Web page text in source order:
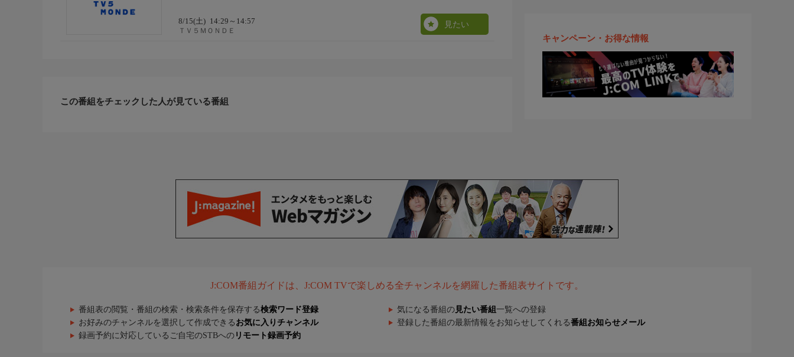
8/15(土) 14:29～14:57
ＴＶ５ＭＯＮＤＥ
見たい
この番組をチェックした人が見ている番組
キャンペーン・お得な情報
J:COM番組ガイドは、J:COM TVで楽しめる全チャンネルを網羅した番組表サイトです。
番組表の閲覧・番組の検索・検索条件を保存する検索ワード登録 気になる番組の 見たい番組 一覧への登録
お好みのチャンネルを選択して作成できる お気に入りチャンネル 登録した番組の最新情報をお知らせしてくれる番組お知らせメール
録画予約に対応しているご自宅のSTBへの リモート録画予約